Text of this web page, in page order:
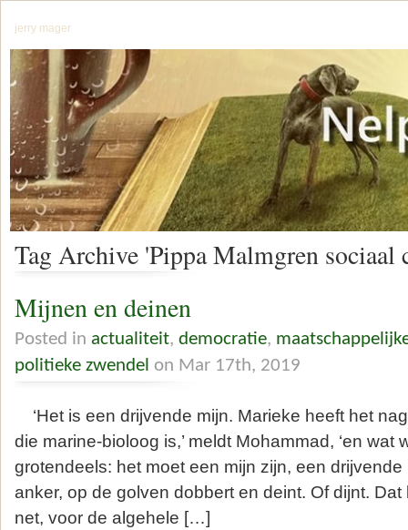
jerry mager
Tag Archive 'Pippa Malmgren sociaal
Mijnen en deinen
Posted in actualiteit, democratie,
politieke zwendel on Mar 17th, 2019
‘Het is een drijvende mijn. Marieke heeft het
die marine-bioloog is,’ meldt Mohammad, ‘en wat
grotendeels: het moet een mijn zijn, een
anker, op de golven dobbert en deint. Of dijnt.
net, voor de algehele […]